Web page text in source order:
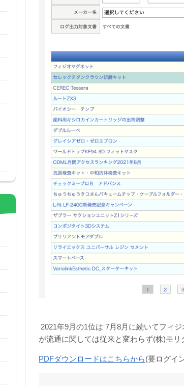
2021年9月の1位は 7月8月に続いてフィ
が流通に関しては従来と変わらず(株)モ
PDFダウンロードはこちらから(要ログイン